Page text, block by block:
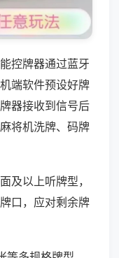
控牌器通过蓝牙
端软件预设好牌
器接收到信号后
将机洗牌、码牌
及以上听牌型，
口，应对剩余牌